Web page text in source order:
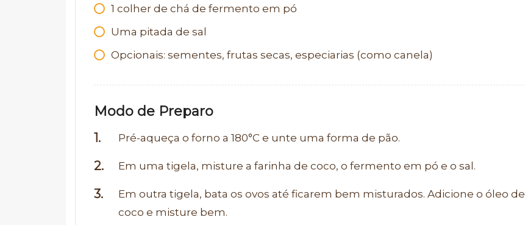
1 colher de chá de fermento em pó
Uma pitada de sal
Opcionais: sementes, frutas secas, especiarias (como canela)
Modo de Preparo
Pré-aqueça o forno a 180°C e unte uma forma de pão.
Em uma tigela, misture a farinha de coco, o fermento em pó e o sal.
Em outra tigela, bata os ovos até ficarem bem misturados. Adicione o óleo de
coco e misture bem.